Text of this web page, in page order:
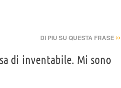
DI PIÙ SU QUESTA FRASE ››
di inventabile. Mi sono